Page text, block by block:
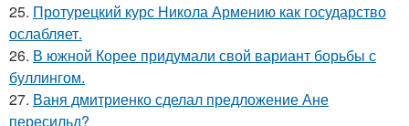
25. Протурецкий курс Никола Армению как государство
ослабляет.
26. В южной Корее придумали свой вариант борьбы с
буллингом.
27. Ваня дмитриенко сделал предложение Ане
пересильд?